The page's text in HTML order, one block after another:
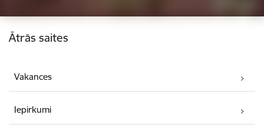
Kājene
Ātrās saites
Vakances
Iepirkumi